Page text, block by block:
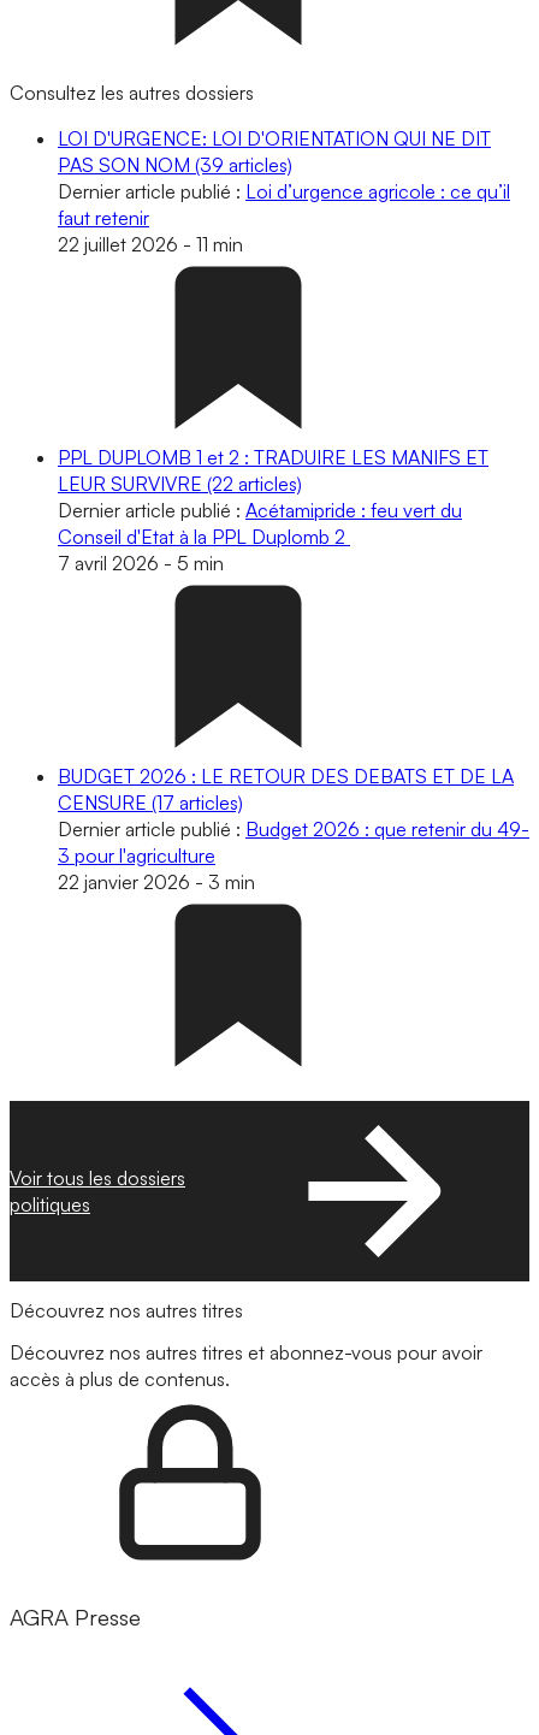
Consultez les autres dossiers
LOI D'URGENCE: LOI D'ORIENTATION QUI NE DIT
PAS SON NOM (39 articles)
Dernier article publié : Loi d’urgence agricole : ce qu’il
faut retenir
22 juillet 2026 - 11 min
PPL DUPLOMB 1 et 2 : TRADUIRE LES MANIFS ET
LEUR SURVIVRE (22 articles)
Dernier article publié : Acétamipride : feu vert du
Conseil d'Etat à la PPL Duplomb 2
7 avril 2026 - 5 min
BUDGET 2026 : LE RETOUR DES DEBATS ET DE LA
CENSURE (17 articles)
Dernier article publié : Budget 2026 : que retenir du 49-
3 pour l'agriculture
22 janvier 2026 - 3 min
Voir tous les dossiers
politiques
Découvrez nos autres titres
Découvrez nos autres titres et abonnez-vous pour avoir
accès à plus de contenus.
AGRA Presse